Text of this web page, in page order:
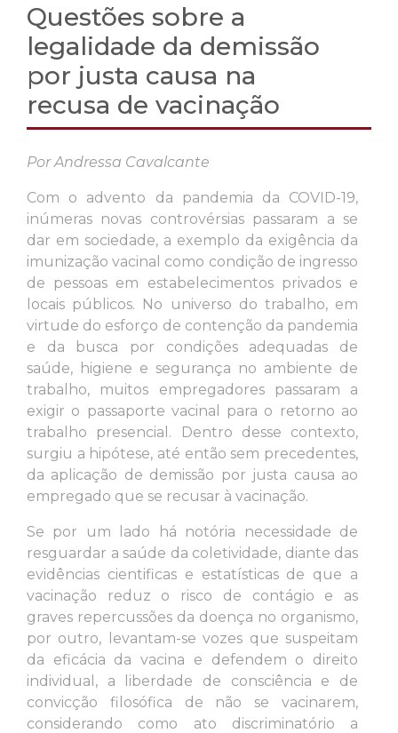
Questões sobre a
legalidade da demissão
por justa causa na
recusa de vacinação
Por Andressa Cavalcante
Com o advento da pandemia da COVID-19,
inúmeras novas controvérsias passaram a se
dar em sociedade, a exemplo da exigência da
imunização vacinal como condição de ingresso
de pessoas em estabelecimentos privados e
locais públicos. No universo do trabalho, em
virtude do esforço de contenção da pandemia
e da busca por condições adequadas de
saúde, higiene e segurança no ambiente de
trabalho, muitos empregadores passaram a
exigir o passaporte vacinal para o retorno ao
trabalho presencial. Dentro desse contexto,
surgiu a hipótese, até então sem precedentes,
da aplicação de demissão por justa causa ao
empregado que se recusar à vacinação.
Se por um lado há notória necessidade de
resguardar a saúde da coletividade, diante das
evidências cientificas e estatísticas de que a
vacinação reduz o risco de contágio e as
graves repercussões da doença no organismo,
por outro, levantam-se vozes que suspeitam
da eficácia da vacina e defendem o direito
individual, a liberdade de consciência e de
convicção filosófica de não se vacinarem,
considerando como ato discriminatório a